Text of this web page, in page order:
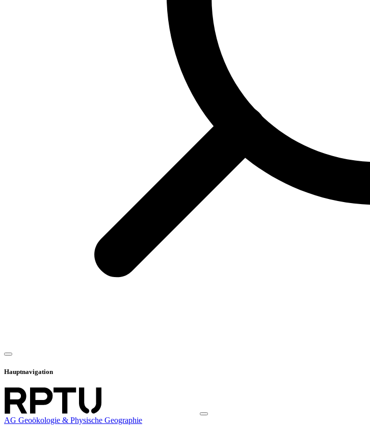
Hauptnavigation
AG Geoökologie & Physische Geographie